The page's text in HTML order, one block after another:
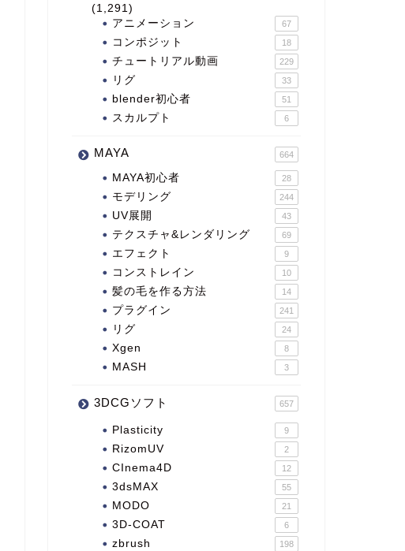
(1,291)
アニメーション
67
コンポジット 18
チュートリアル動画 229
リグ 33
blender初心者 51
スカルプト 6
MAYA 664
MAYA初心者 28
モデリング 244
UV展開 43
テクスチャ&レンダリング 69
エフェクト 9
コンストレイン 10
髪の毛を作る方法 14
プラグイン 241
リグ 24
Xgen 8
MASH 3
3DCGソフト 657
Plasticity 9
RizomUV 2
CInema4D 12
3dsMAX 55
MODO 21
3D-COAT 6
zbrush 198